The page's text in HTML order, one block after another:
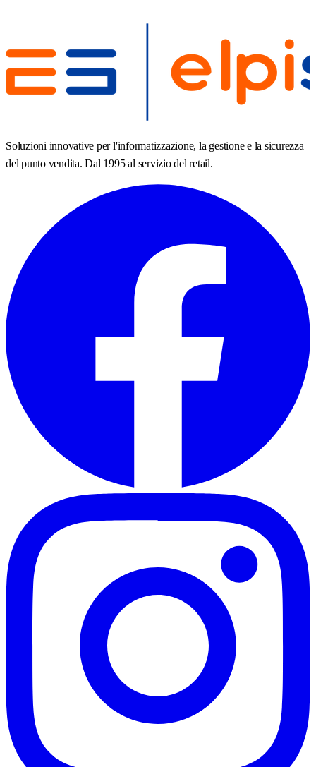
Soluzioni innovative per l'informatizzazione, la gestione e la sicurezza
del punto vendita. Dal 1995 al servizio del retail.